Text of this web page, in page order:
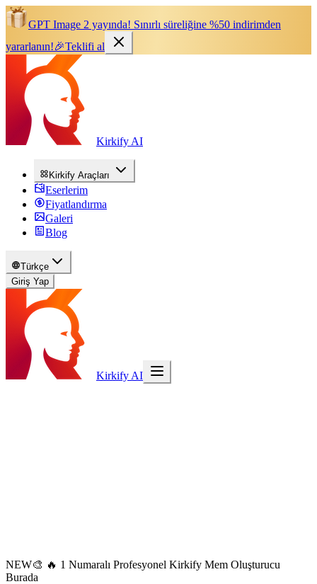
GPT Image 2 yayında! Sınırlı süreliğine %50 indirimden
yararlanın!🎉Teklifi al
Kirkify AI
Kirkify Araçları
Eserlerim
Fiyatlandırma
Galeri
Blog
Türkçe
Giriş Yap
Kirkify AI
NEW🎨 🔥 1 Numaralı Profesyonel Kirkify Mem Oluşturucu
Burada